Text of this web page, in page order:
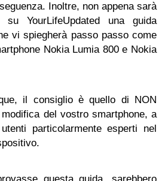
Inoltre, non appena sarà
su YourLifeUpdated una guida
vi spiegherà passo passo come
Nokia Lumia 800 e Nokia
il consiglio è quello di NON
del vostro smartphone, a
particolarmente esperti nel